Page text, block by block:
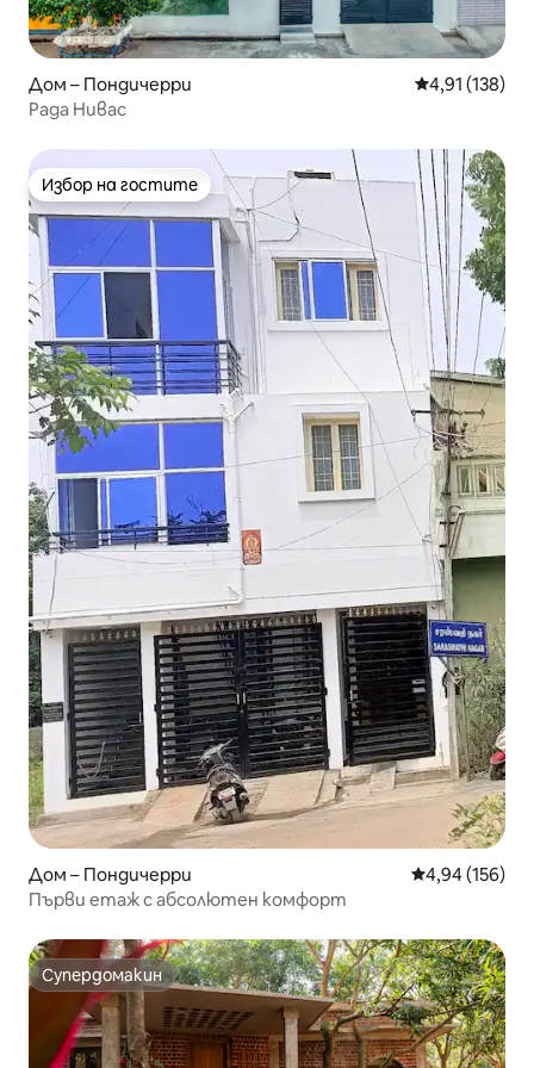
Дом – Пондичерри Средна
4,91 (138)
Рада Нивас
Избор на гостите
Избор на гостите
Дом – Пондичерри Средна
4,94 (156)
Първи етаж с абсолютен комфорт
Супердомакин
Супердомакин